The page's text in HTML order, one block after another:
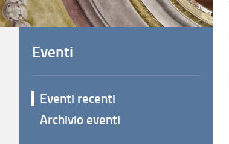
Eventi
Eventi recenti
Archivio eventi